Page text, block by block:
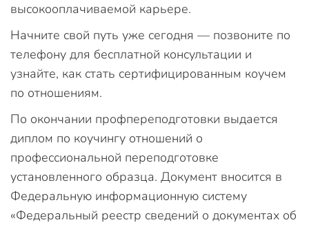
высокооплачиваемой карьере.
Начните свой путь уже сегодня — позвоните по
телефону для бесплатной консультации и
узнайте, как стать сертифицированным коучем
по отношениям.
По окончании профпереподготовки выдается
диплом по коучингу отношений о
профессиональной переподготовке
установленного образца. Документ вносится в
Федеральную информационную систему
«Федеральный реестр сведений о документах об